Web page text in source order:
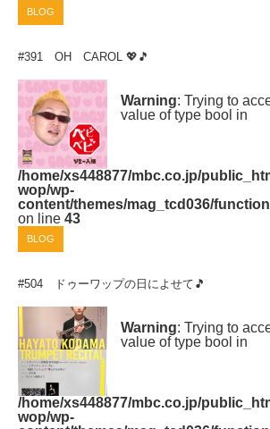
BLOG
#391 OH CAROL 💖🎵
Warning: Trying to
value of type bool in
/home/xs448877/mbc.co.jp/
wop/wp-
content/themes/mag_tcd036/
on line 43
BLOG
#504 ドゥーワップの日によせて🎵
Warning: Trying to
value of type bool in
/home/xs448877/mbc.co.jp/
wop/wp-